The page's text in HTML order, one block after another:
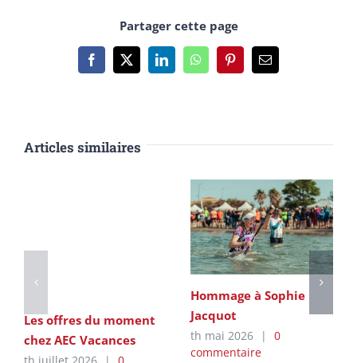
Partager cette page
Facebook
X LinkedInWhatsAppPinterestEmail
Articles similaires
Les offres du moment
chez AEC Vacances
Hommage à Sophie
Jacquot
th mai 2026 |
0
commentaire